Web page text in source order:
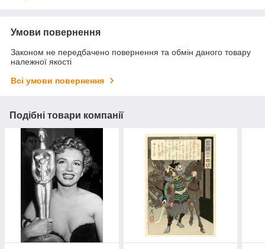
Умови повернення
Законом не передбачено повернення та обмін даного товару
належної якості
Всі умови повернення
Подібні товари компанії